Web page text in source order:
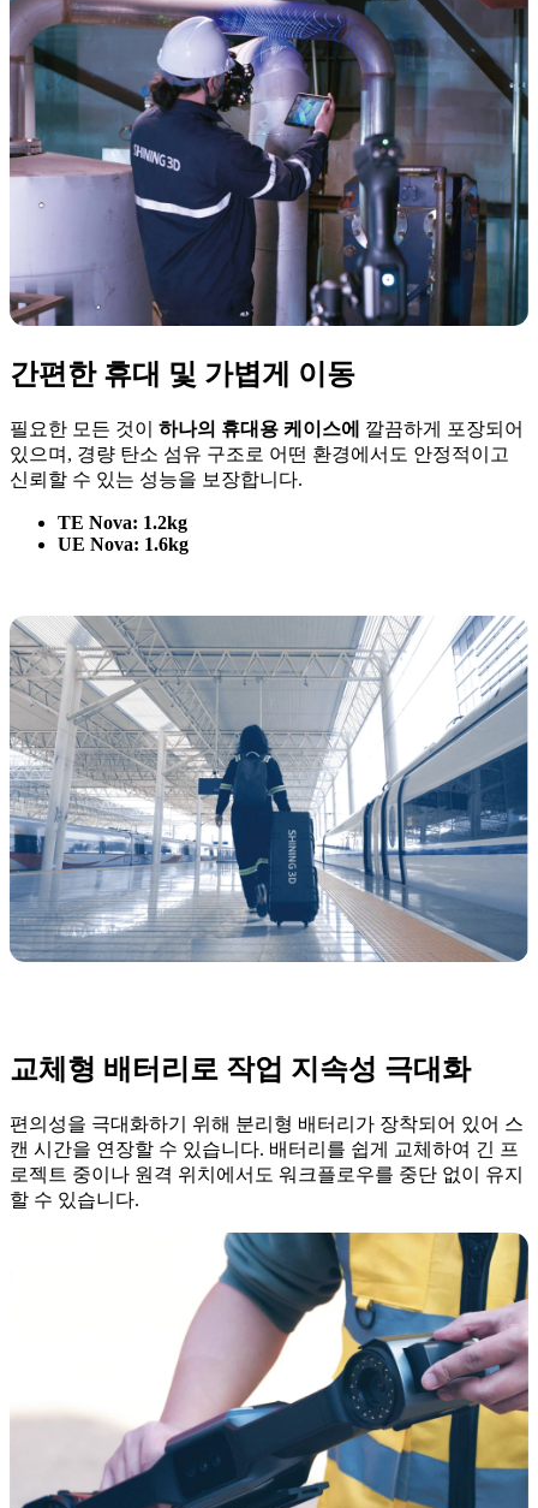
간편한 휴대 및 가볍게 이동
필요한 모든 것이 하나의 휴대용 케이스에
깔끔하게 포장되어
있으며, 경량 탄소 섬유 구조로 어떤 환경에서도 안정적이고
신뢰할 수 있는 성능을 보장합니다.
TE Nova: 1.2kg
UE Nova: 1.6kg
교체형 배터리로 작업 지속성 극대화
편의성을 극대화하기 위해 분리형 배터리가 장착되어 있어 스
캔 시간을 연장할 수 있습니다. 배터리를 쉽게 교체하여 긴 프
로젝트 중이나 원격 위치에서도 워크플로우를 중단 없이 유지
할 수 있습니다.